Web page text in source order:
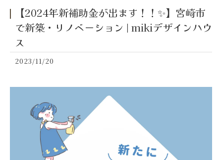
【2024年新補助金が出ます！！✨】宮崎市
で新築・リノベーション | mikiデザインハウ
ス
2023/11/20